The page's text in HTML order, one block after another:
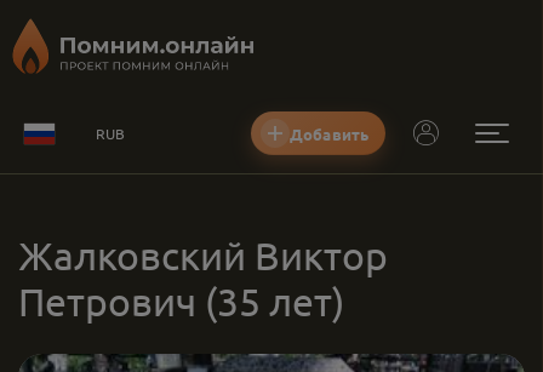
RUB Добавить
Жалковский Виктор
Петрович (35 лет)